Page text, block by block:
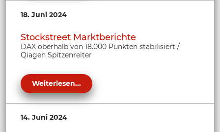
18. Juni 2024
Stockstreet Marktberichte
DAX oberhalb von 18.000 Punkten stabilisiert /
Qiagen Spitzenreiter
Weiterlesen...
14. Juni 2024